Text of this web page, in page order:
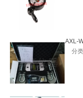
AXL-
测力
分